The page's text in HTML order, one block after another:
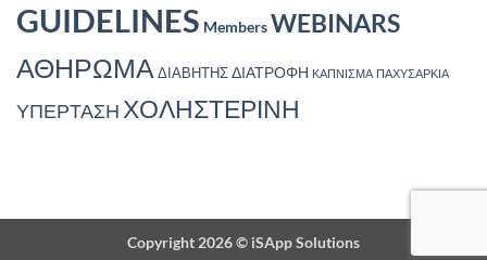
GUIDELINES MembersWEBINARS
ΑΘΗΡΩΜΑ ΔΙΑΒΗΤΗΣ ΔΙΑΤΡΟΦΗ ΚΑΠΝΙΣΜΑ ΠΑΧΥΣΑΡΚΙΑ
ΥΠΕΡΤΑΣΗ ΧΟΛΗΣΤΕΡΙΝΗ
Copyright 2026 © iSApp Solutions